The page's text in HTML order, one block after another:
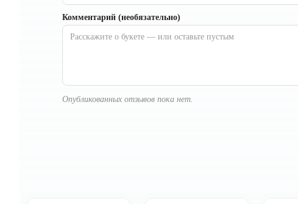
Комментарий (необязательно)
Опубликованных отзывов пока нет.